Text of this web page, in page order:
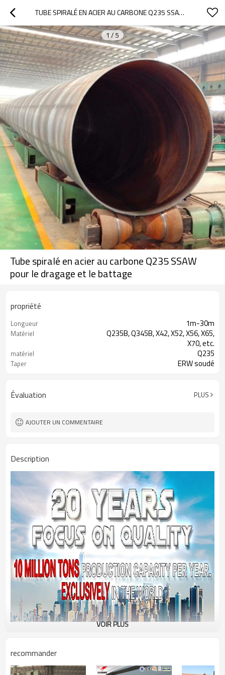
TUBE SPIRALÉ EN ACIER AU CARBONE Q235 SSAW POUR LE DRAGAGE ET LE BATTAGE
1 / 5
Tube spiralé en acier au carbone Q235 SSAW
pour le dragage et le battage
propriété
Longueur 1m-30m
Matériel
Q235B, Q345B, X42, X52, X56, X65,
X70, etc.
matériel Q235
Taper ERW soudé
Évaluation PLUS
AJOUTER UN COMMENTAIRE
Description
VOIR PLUS
recommander